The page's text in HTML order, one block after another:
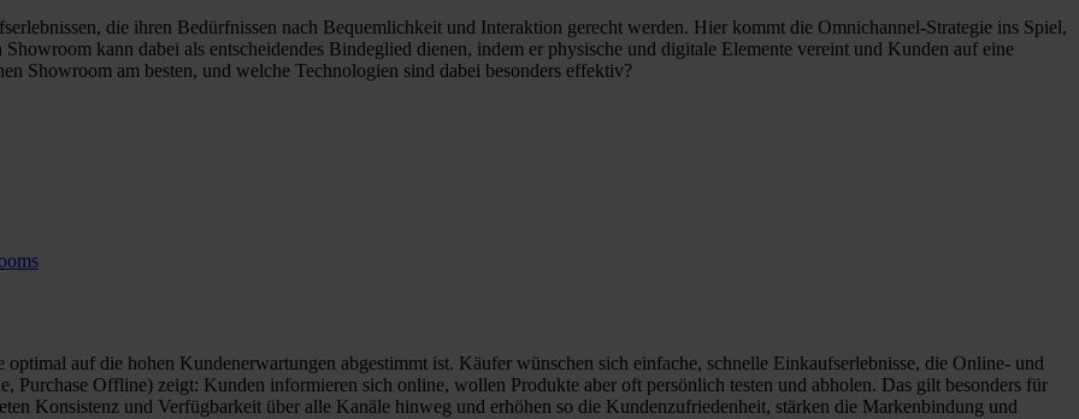
die ihren Bedürfnissen nach Bequemlichkeit und Interaktion gerecht werden. Hier kommt die Omnichannel-Strategie ins Spiel,
kann dabei als entscheidendes Bindeglied dienen, indem er physische und digitale Elemente vereint und Kunden auf eine
Showroom am besten, und welche Technologien sind dabei besonders effektiv?
auf die hohen Kundenerwartungen abgestimmt ist. Käufer wünschen sich einfache, schnelle Einkaufserlebnisse, die Online- und
Purchase Offline) zeigt: Kunden informieren sich online, wollen Produkte aber oft persönlich testen und abholen. Das gilt besonders für
Konsistenz und Verfügbarkeit über alle Kanäle hinweg und erhöhen so die Kundenzufriedenheit, stärken die Markenbindung und